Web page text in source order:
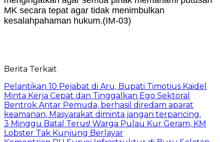
MK secara tepat agar tidak menimbulkan
kesalahpahaman hukum.(IM-03)
Berita Terkait
Pelantikan 10 Pejabat di Aru, Bupati Timotius Kaidel
Minta Kerja Cepat dan Tinggalkan Ego Sektoral
Bentrok Antar Pemuda, berhasil diredam aparat
keamanan, Masyarakat diminta jangan terpancing.
3 Minggu Batal Terus! Warga Pulau Kur Geram, KM
Lobster Tak Kunjung Berlayar